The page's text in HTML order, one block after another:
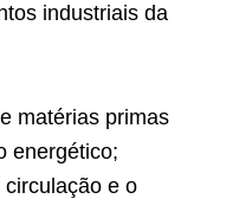
industriais da
matérias primas
energético;
e o